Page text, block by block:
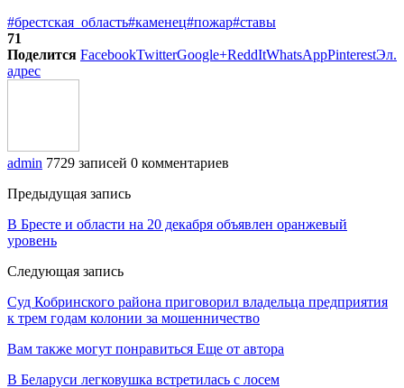
#брестская_область#каменец#пожар#ставы
71
Поделится FacebookTwitterGoogle+ReddItWhatsAppPinterestЭл.
адрес
admin 7729 записей 0 комментариев
Предыдущая запись
В Бресте и области на 20 декабря объявлен оранжевый
уровень
Следующая запись
Суд Кобринского района приговорил владельца предприятия
к трем годам колонии за мошенничество
Вам также могут понравиться Еще от автора
В Беларуси легковушка встретилась с лосем